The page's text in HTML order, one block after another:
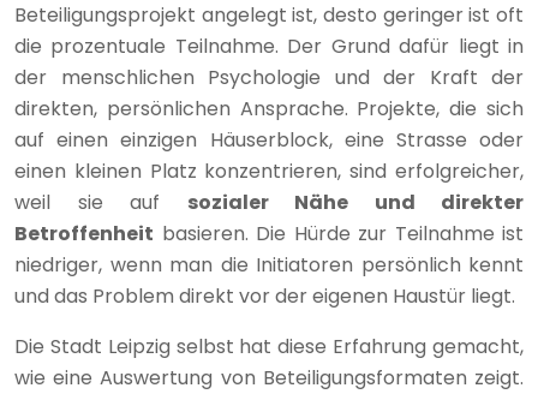
Beteiligungsprojekt angelegt ist, desto geringer ist oft
die prozentuale Teilnahme. Der Grund dafür liegt in
der menschlichen Psychologie und der Kraft der
direkten, persönlichen Ansprache. Projekte, die sich
auf einen einzigen Häuserblock, eine Strasse oder
einen kleinen Platz konzentrieren, sind erfolgreicher,
weil sie auf sozialer Nähe und direkter
Betroffenheit basieren. Die Hürde zur Teilnahme ist
niedriger, wenn man die Initiatoren persönlich kennt
und das Problem direkt vor der eigenen Haustür liegt.
Die Stadt Leipzig selbst hat diese Erfahrung gemacht,
wie eine Auswertung von Beteiligungsformaten zeigt.